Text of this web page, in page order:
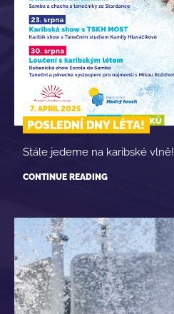
7. APRIL 2025
POSLEDNÍ DNY LÉTA!
Stále jedeme na karibské vlně!
CONTINUE READING